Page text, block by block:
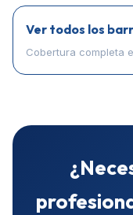
Ver todos los
Cobertura completa